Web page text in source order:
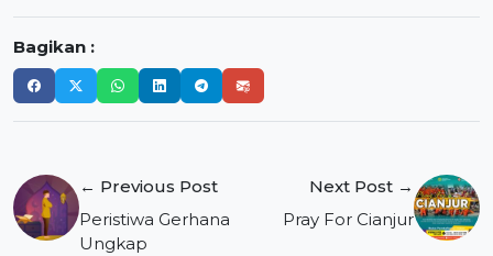
Bagikan :
pos
← Previous Post
Peristiwa Gerhana
Ungkap
Next Post →
Pray For Cianjur